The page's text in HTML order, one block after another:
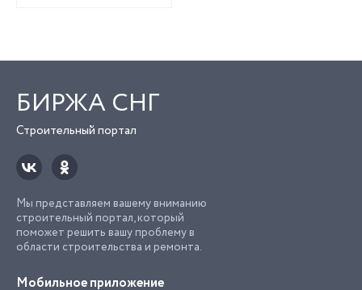
БИРЖА СНГ
Строительный портал
Мы представляем вашему вниманию
строительный портал, который
поможет решить вашу проблему в
области строительства и ремонта.
Мобильное приложение